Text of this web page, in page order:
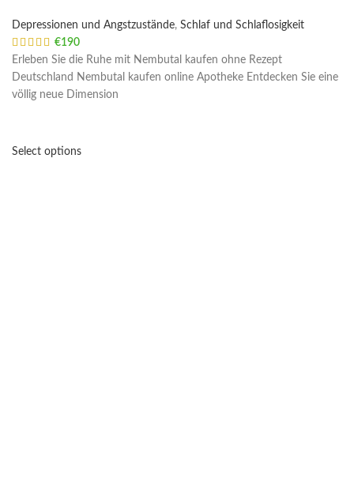
Depressionen und Angstzustände, Schlaf und Schlaflosigkeit
€190
Erleben Sie die Ruhe mit Nembutal kaufen ohne Rezept
Deutschland Nembutal kaufen online Apotheke Entdecken Sie eine
völlig neue Dimension
Select options